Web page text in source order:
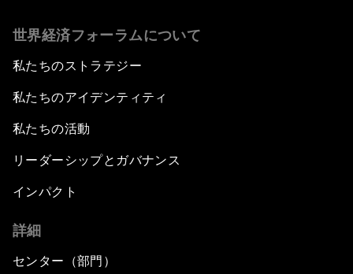
世界経済フォーラムについて
私たちのストラテジー
私たちのアイデンティティ
私たちの活動
リーダーシップとガバナンス
インパクト
詳細
センター（部門）